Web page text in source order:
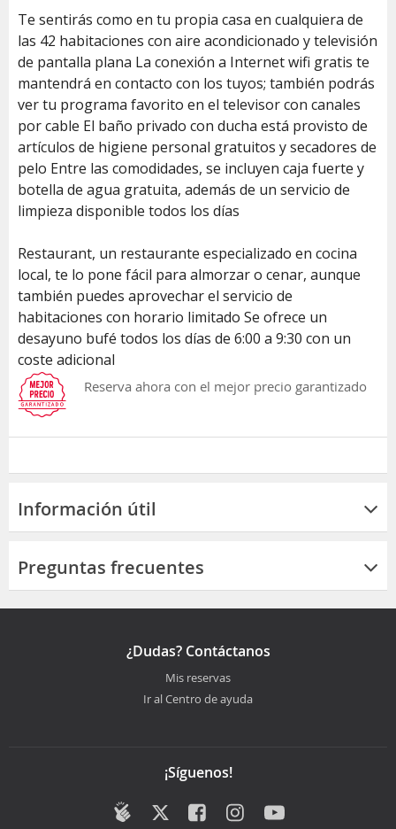
Te sentirás como en tu propia casa en cualquiera de
las 42 habitaciones con aire acondicionado y televisión
de pantalla plana La conexión a Internet wifi gratis te
mantendrá en contacto con los tuyos; también podrás
ver tu programa favorito en el televisor con canales
por cable El baño privado con ducha está provisto de
artículos de higiene personal gratuitos y secadores de
pelo Entre las comodidades, se incluyen caja fuerte y
botella de agua gratuita, además de un servicio de
limpieza disponible todos los días
Restaurant, un restaurante especializado en cocina
local, te lo pone fácil para almorzar o cenar, aunque
también puedes aprovechar el servicio de
habitaciones con horario limitado Se ofrece un
desayuno bufé todos los días de 6:00 a 9:30 con un
coste adicional
Reserva ahora con el mejor precio garantizado
Información útil
Preguntas frecuentes
¿Dudas? Contáctanos
Mis reservas
Ir al Centro de ayuda
¡Síguenos!